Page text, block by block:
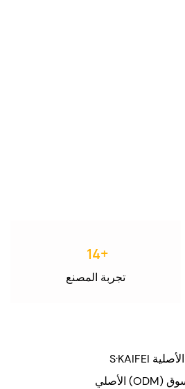
16+
تجربة المصنع
S·KAIFEI مصنع متخصص في تصنيع الملابس الداخلية، يجمع بين البحث والتطوير والتصميم والإنتاج. نلتزم بتقديم خدمات تصنيع المعدات الأصلية (OEM)/تصنيع التصميم
الأصلي (ODM) عالية الجودة لعملائنا حول العالم، بالإضافة إلى خدمات سلسلة توريد فورية فعّالة. لدينا فريق عمل محترف ذو خبرة واسعة، متخصص في اتجاهات السوق